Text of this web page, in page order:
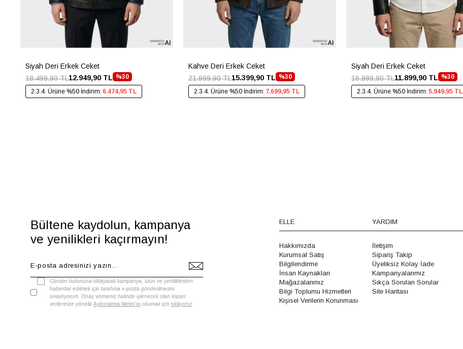
Siyah Deri Erkek Ceket
%30
12.949,90 TL
18.499,90 TL
2.3.4. Ürüne %50 İndirim: 6.474,95 TL
Kahve Deri Erkek Ceket
%30
15.399,90 TL
21.999,90 TL
2.3.4. Ürüne %50 İndirim: 7.699,95 TL
Siyah Deri Erkek Ceket
%30
11.899,90 TL
16.999,90 TL
2.3.4. Ürüne %50 İndirim: 5.949,95 TL
Bültene kaydolun, kampanya
ve yenilikleri kaçırmayın!
Gönder butonuna tıklayarak kampanya, ürün ve yeniliklerden
haberdar edilmek için tarafıma e-posta gönderilmesini
onaylıyorum. Onay vermeniz halinde işlenecek olan kişisel
verilerinize yönelik Aydınlatma Metni'ni okumak için tıklayınız
ELLE
Hakkımızda
Kurumsal Satış
Bilgilendirme
İnsan Kaynakları
Mağazalarımız
Bilgi Toplumu Hizmetleri
Kişisel Verilerin Korunması
YARDIM
İletişim
Sipariş Takip
Üyeliksiz Kolay İade
Kampanyalarımız
Sıkça Sorulan Sorular
Site Haritası